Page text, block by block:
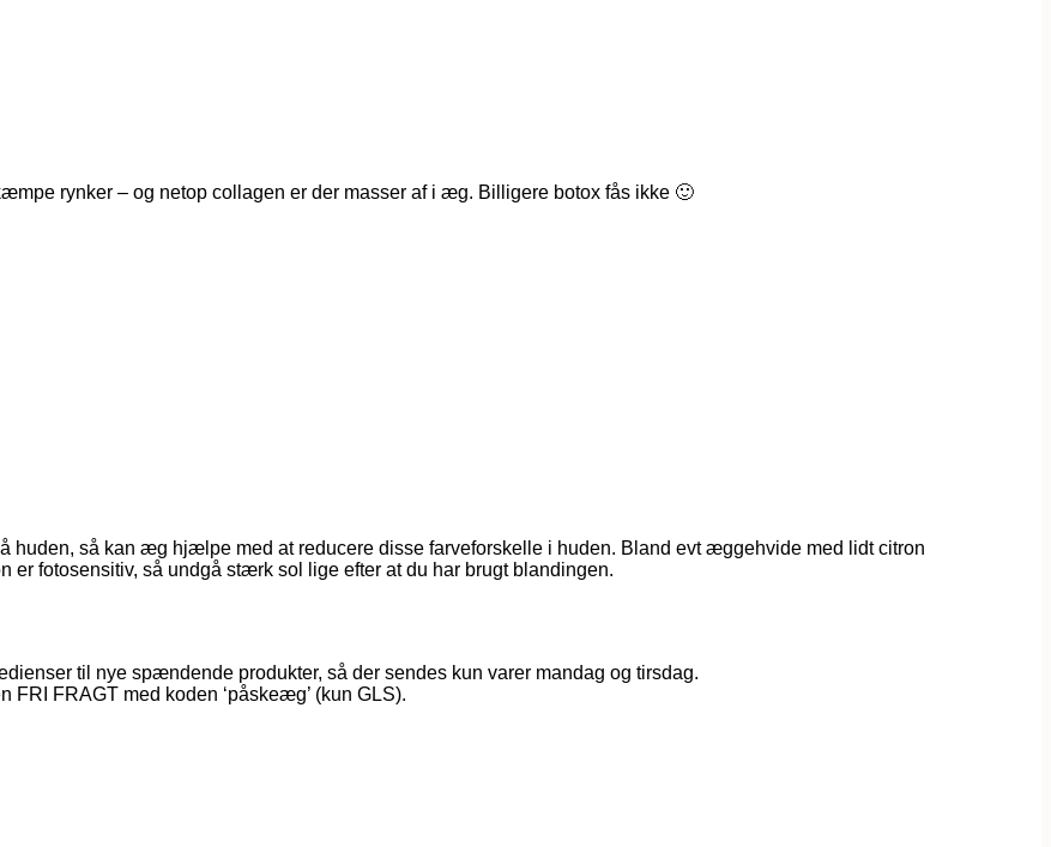
rynker – og netop collagen er der masser af i æg. Billigere botox fås ikke 🙂
huden, så kan æg hjælpe med at reducere disse farveforskelle i huden. Bland evt æggehvide med lidt citron
fotosensitiv, så undgå stærk sol lige efter at du har brugt blandingen.
til nye spændende produkter, så der sendes kun varer mandag og tirsdag.
FRAGT med koden ‘påskeæg’ (kun GLS).